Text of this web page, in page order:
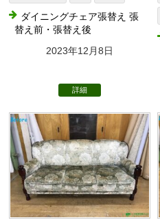
ダイニングチェア張替え 張
替え前・張替え後
2023年12月8日
詳細